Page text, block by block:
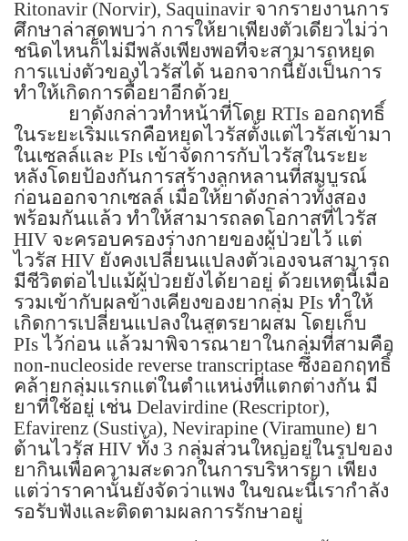
Ritonavir (Norvir), Saquinavir จากรายงานการ
ศึกษาล่าสุดพบว่า การให้ยาเพียงตัวเดียวไม่ว่า
ชนิดไหนก็ไม่มีพลังเพียงพอที่จะสามารถหยุด
การแบ่งตัวของไวรัสได้ นอกจากนี้ยังเป็นการ
ทำให้เกิดการดื้อยาอีกด้วย
ยาดังกล่าวทำหน้าที่โดย RTIs ออกฤทธิ์
ในระยะเริ่มแรกคือหยุดไวรัสตั้งแต่ไวรัสเข้ามา
ในเซลล์และ PIs เข้าจัดการกับไวรัสในระยะ
หลังโดยป้องกันการสร้างลูกหลานที่สมบูรณ์
ก่อนออกจากเซลล์ เมื่อให้ยาดังกล่าวทั้งสอง
พร้อมกันแล้ว ทำให้สามารถลดโอกาสที่ไวรัส
HIV จะครอบครองร่างกายของผู้ป่วยไว้ แต่
ไวรัส HIV ยังคงเปลี่ยนแปลงตัวเองจนสามารถ
มีชีวิตต่อไปแม้ผู้ป่วยยังได้ยาอยู่ ด้วยเหตุนี้เมื่อ
รวมเข้ากับผลข้างเคียงของยากลุ่ม PIs ทำให้
เกิดการเปลี่ยนแปลงในสูตรยาผสม โดยเก็บ
PIsไว้ก่อน แล้วมาพิจารณายาในกลุ่มที่สามคือ
non-nucleoside reverse transcriptase ซึ่งออกฤทธิ์
คล้ายกลุ่มแรกแต่ในตำแหน่งที่แตกต่างกัน มี
ยาที่ใช้อยู่ เช่น Delavirdine (Rescriptor),
Efavirenz (Sustiva), Nevirapine (Viramune) ยา
ต้านไวรัส HIV ทั้ง 3 กลุ่มส่วนใหญ่อยู่ในรูปของ
ยากินเพื่อความสะดวกในการบริหารยา เพียง
แต่ว่าราคานั้นยังจัดว่าแพง ในขณะนี้เรากำลัง
รอรับฟังและติดตามผลการรักษาอยู่